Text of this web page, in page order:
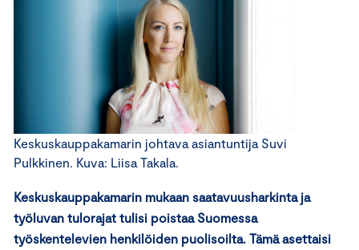
Keskuskauppakamarin johtava asiantuntija Suvi
Pulkkinen. Kuva: Liisa Takala.
Keskuskauppakamarin mukaan saatavuusharkinta ja
työluvan tulorajat tulisi poistaa Suomessa
työskentelevien henkilöiden puolisoilta. Tämä asettaisi